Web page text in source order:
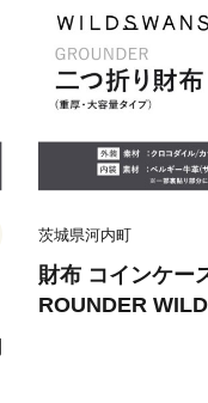
不可地域あり】
茨城県河内町
財布 コインケー
ROUNDER
イル 革 ブラッ
ァクトリー《